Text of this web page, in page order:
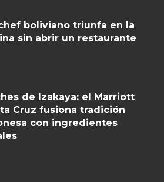
boliviano triunfa en la
sin abrir un restaurante
de Izakaya: el Marriott
Cruz fusiona tradición
con ingredientes